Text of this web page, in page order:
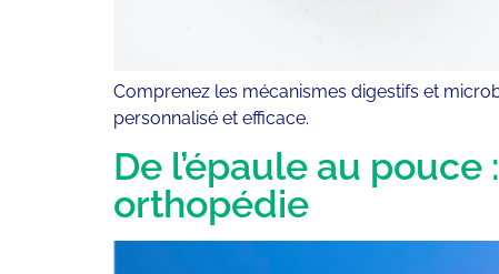
Comprenez les mécanismes digestifs et
personnalisé et efficace.
De l’épaule au
orthopédie